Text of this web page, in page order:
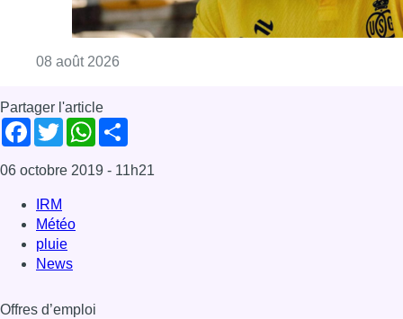
08 août 2026
Partager l'article
Facebook
TwitterWhatsApp
06 octobre 2019 - 11h21
IRM
Météo
pluie
News
Offres d’emploi